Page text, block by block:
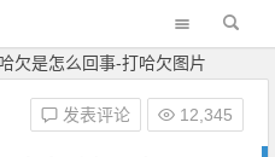
欠是怎么回事-打哈欠图片
发表评论 12,345